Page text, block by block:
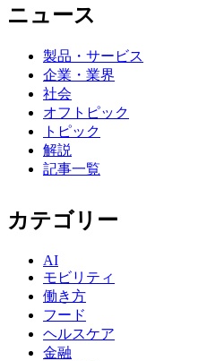
ニュース
製品・サービス
企業・業界
社会
オフトピック
トピック
解説
記事一覧
カテゴリー
AI
モビリティ
働き方
フード
ヘルスケア
金融